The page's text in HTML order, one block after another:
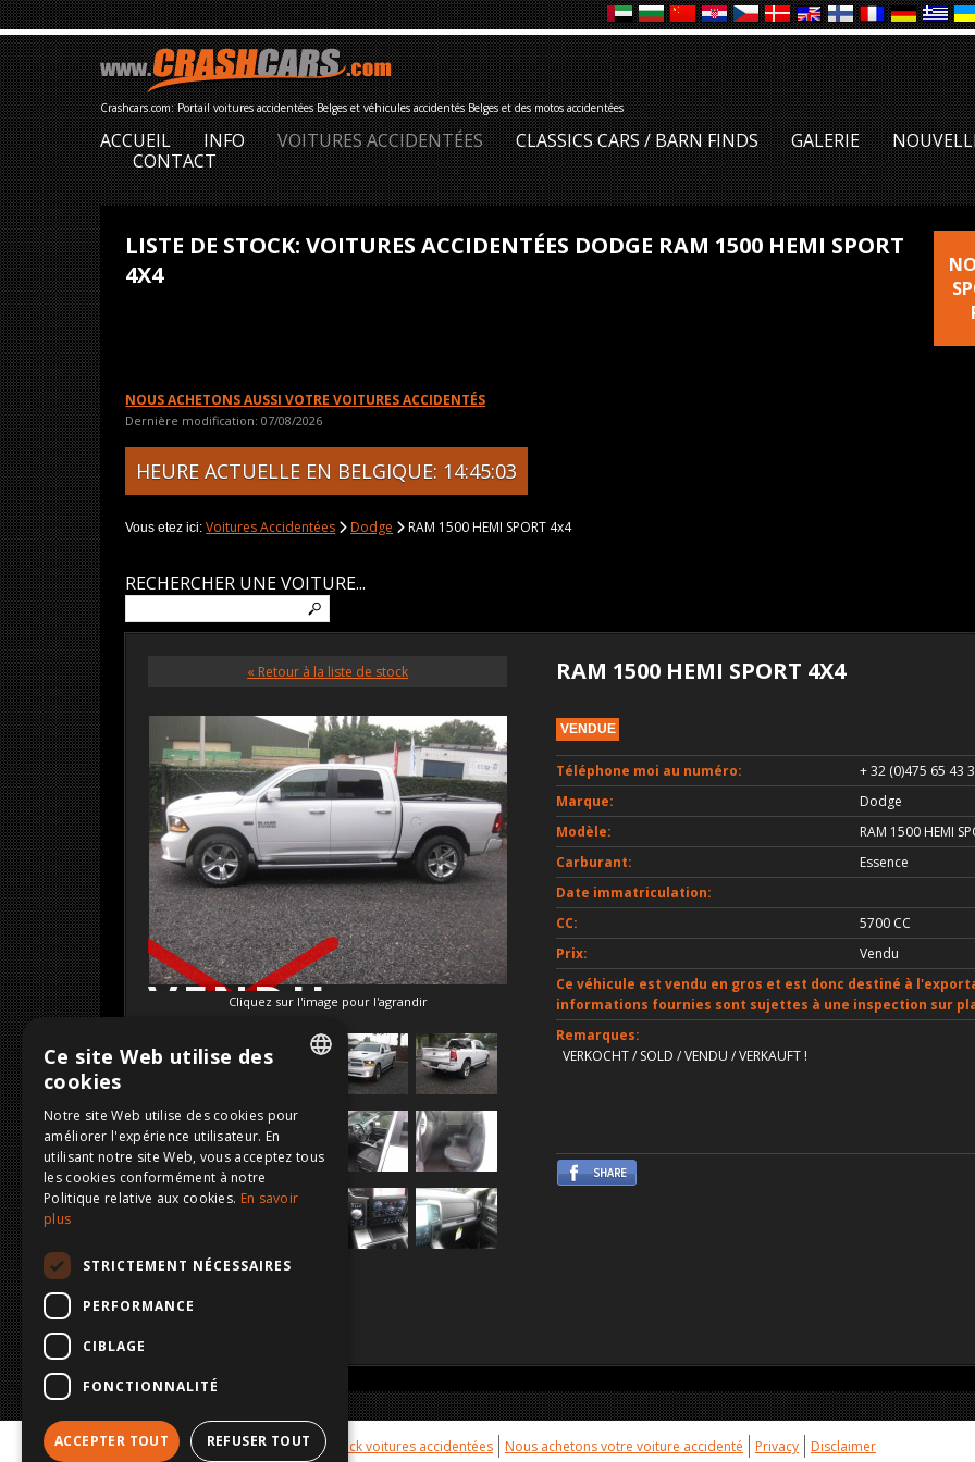
Crashcars.com: Portail voitures accidentées Belges et véhicules accidentés Belges et des motos accidentées
ACCUEIL INFO VOITURES ACCIDENTÉES CLASSICS CARS / BARN FINDS GALERIE
CONTACT
LISTE DE STOCK: VOITURES ACCIDENTÉES DODGE RAM 1500 HEMI SPORT
4X4
NOUS ACHETONS AUSSI VOTRE VOITURES ACCIDENTÉS
Dernière modification: 07/08/2026
HEURE ACTUELLE EN BELGIQUE: 14:45:03
Vous etez ici:Voitures Accidentées Dodge RAM 1500 HEMI SPORT 4x4
RECHERCHER UNE VOITURE...
RAM 1500 HEMI SPORT 4X4
VENDUE
Téléphone moi au numéro:
+ 32 (0)475 65 43
Marque:
Dodge
Modèle:
RAM 1500 HEMI
Carburant:
Essence
Date immatriculation:
CC:
5700 CC
Prix:
Vendu
Ce véhicule est vendu en gros et est donc destiné à
informations fournies sont sujettes à une inspection sur
Remarques:
VERKOCHT / SOLD / VENDU / VERKAUFT !
« Retour à la liste de stock
VENDU
Cliquez sur l'image pour l'agrandir
Hot cars Galerie voitures vendues Stock voitures accidentées Nous achetons votre voiture accidenté Privacy Disclaimer
FRENCH
Ce site Web utilise des
cookies
Notre site Web utilise des cookies pour
améliorer l'expérience utilisateur. En
utilisant notre site Web, vous acceptez tous
les cookies conformément à notre
Politique relative aux cookies. En savoir
plus
STRICTEMENT NÉCESSAIRES
PERFORMANCE
CIBLAGE
FONCTIONNALITÉ
ACCEPTER TOUT REFUSER TOUT